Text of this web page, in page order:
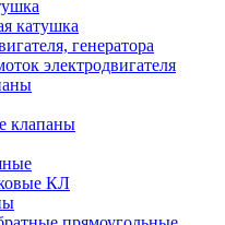
катушка
генератора
электродвигателя
клапаны
КЛ